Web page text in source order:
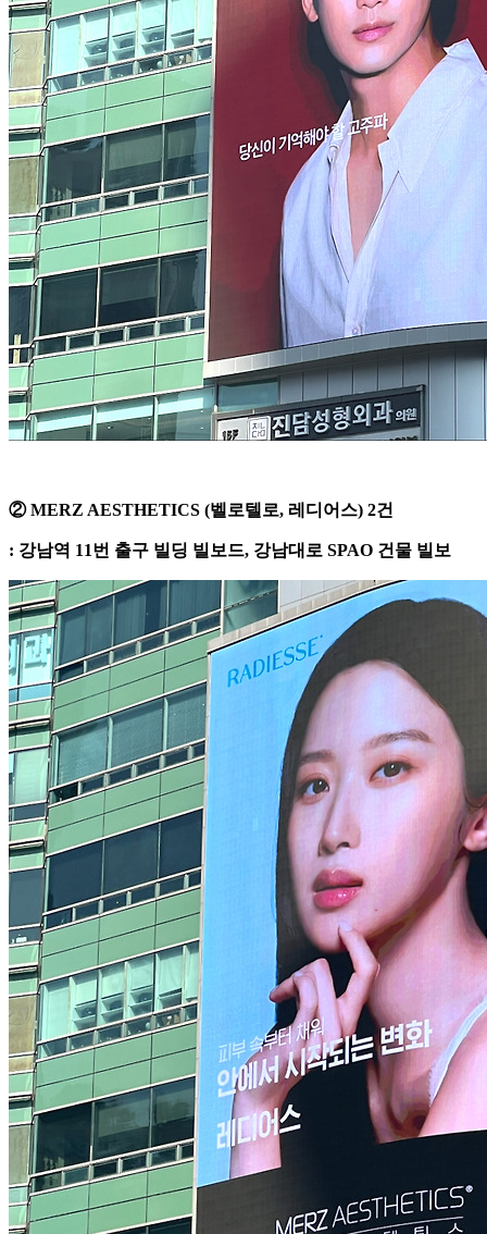
② MERZ AESTHETICS (벨로텔로, 레디어스) 2건
: 강남역 11번 출구 빌딩 빌보드, 강남대로 SPAO 건물 빌보